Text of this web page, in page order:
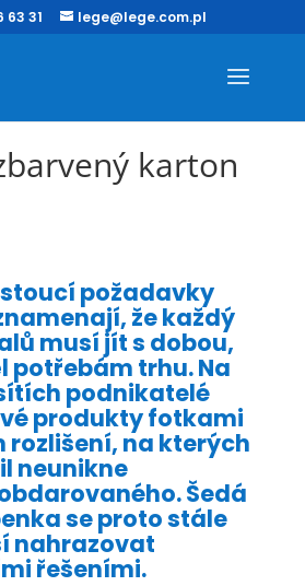
63 31 lege@lege.com.pl
karton
požadavky
že každý
musí jít s dobou,
potřebám trhu. Na
podnikatelé
produkty fotkami
rozlišení, na kterých
neunikne
Šedá
se proto stále
nahrazovat
řešeními.